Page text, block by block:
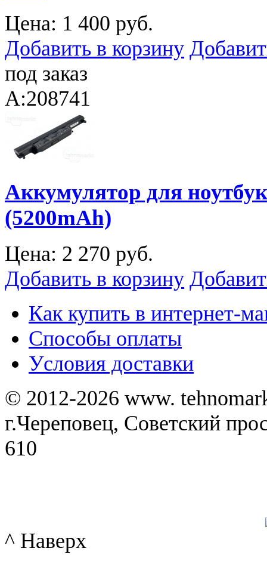
Цена: 1 400 руб.
Добавить в корзину
под заказ
A:208741
Аккумулятор для
(5200mAh)
Цена: 2 270 руб.
Добавить в корзину
Как купить в интернет-
Способы оплаты
Уcловия доставки
© 2012-2026 www.
г.Череповец, Советский
610
^ Наверх